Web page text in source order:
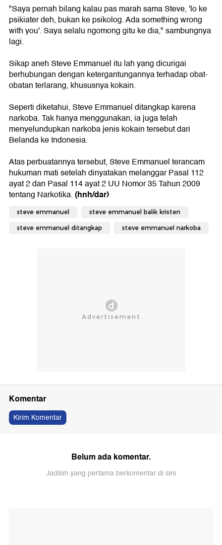
"Saya pernah bilang kalau pas marah sama Steve, 'lo ke
psikiater deh, bukan ke psikolog. Ada something wrong
with you'. Saya selalu ngomong gitu ke dia," sambungnya
lagi.
Sikap aneh Steve Emmanuel itu lah yang dicurigai
berhubungan dengan ketergantungannya terhadap obat-
obatan terlarang, khususnya kokain.
Seperti diketahui, Steve Emmanuel ditangkap karena
narkoba. Tak hanya menggunakan, ia juga telah
menyelundupkan narkoba jenis kokain tersebut dari
Belanda ke Indonesia.
Atas perbuatannya tersebut, Steve Emmanuel terancam
hukuman mati setelah dinyatakan melanggar Pasal 112
ayat 2 dan Pasal 114 ayat 2 UU Nomor 35 Tahun 2009
tentang Narkotika.(hnh/dar)
steve emmanuel steve emmanuel balik kristen
steve emmanuel ditangkap steve emmanuel narkoba
Komentar
Kirim Komentar
Belum ada komentar.
Jadilah yang pertama berkomentar di sini